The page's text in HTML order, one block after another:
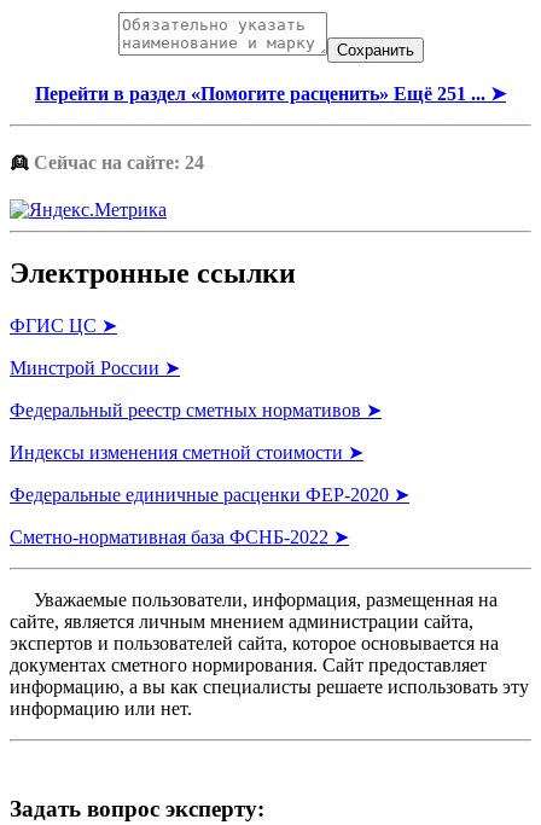
Перейти в раздел «Помогите расценить» Ещё 251 ... ➤
👱 Сейчас на сайте: 24
Электронные ссылки
ФГИС ЦС ➤
Минстрой России ➤
Федеральный реестр сметных нормативов ➤
Индексы изменения сметной стоимости ➤
Федеральные единичные расценки ФЕР-2020 ➤
Сметно-нормативная база ФСНБ-2022 ➤
Уважаемые пользователи, информация, размещенная на
сайте, является личным мнением администрации сайта,
экспертов и пользователей сайта, которое основывается на
документах сметного нормирования. Сайт предоставляет
информацию, а вы как специалисты решаете использовать эту
информацию или нет.
Задать вопрос эксперту: